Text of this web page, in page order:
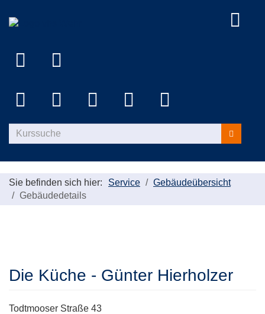
Menü
Kurse
suchen
Sie befinden sich hier: Service
Gebäudeübersicht
Gebäudedetails
Die Küche - Günter Hierholzer
Todtmooser Straße 43